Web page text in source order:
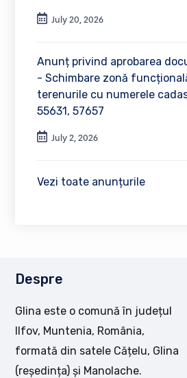
July 20, 2026
Anunț privind aprobarea
- Schimbare zonă
terenurile cu numerele
55631, 57657
July 2, 2026
Vezi toate anunțurile
Despre
Glina este o comună în județul
Ilfov, Muntenia, România,
formată din satele Cățelu, Glina
(reședința) și Manolache.